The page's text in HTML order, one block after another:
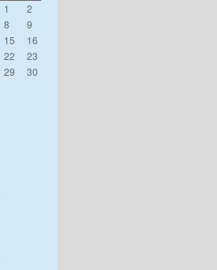
1
2
8
9
15
16
22
23
29
30